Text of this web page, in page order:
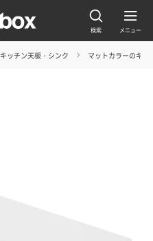
キッチン天板・シンク マットカラーのキッ